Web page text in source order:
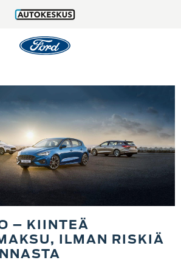
– KIINTEÄ
ILMAN RISKIÄ